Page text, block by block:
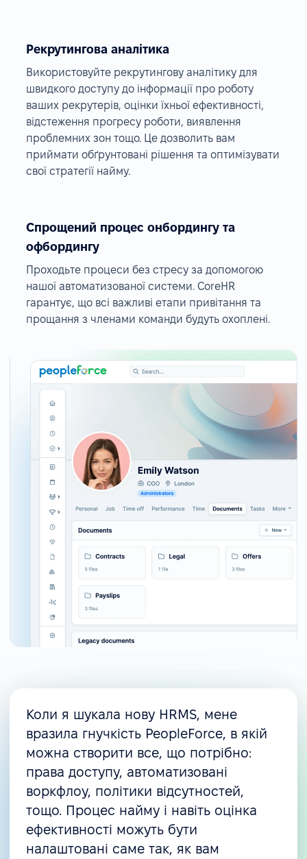
Рекрутингова аналітика
Використовуйте рекрутингову аналітику для
швидкого доступу до інформації про роботу
ваших рекрутерів, оцінки їхньої ефективності,
відстеження прогресу роботи, виявлення
проблемних зон тощо. Це дозволить вам
приймати обґрунтовані рішення та оптимізувати
свої стратегії найму.
Спрощений процес онбордингу та
офбордингу
Проходьте процеси без стресу за допомогою
нашої автоматизованої системи. CoreHR
гарантує, що всі важливі етапи привітання та
прощання з членами команди будуть охоплені.
Коли я шукала нову HRMS, мене
вразила гнучкість PeopleForce, в якій
можна створити все, що потрібно:
права доступу, автоматизовані
воркфлоу, політики відсутностей,
тощо. Процес найму і навіть оцінка
ефективності можуть бути
налаштовані саме так, як вам